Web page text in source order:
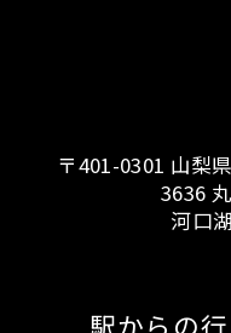
〒401-0301 山梨
3636
河口
駅からの